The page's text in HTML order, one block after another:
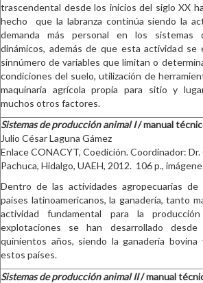
trascendental desde los inicios del siglo XX
hecho que la labranza continúa siendo la
demanda más personal en los sistemas
dinámicos, además de que esta actividad se
sinnúmero de variables que limitan o
condiciones del suelo, utilización de
maquinaria agrícola propia para sitio y
muchos otros factores.
Sistemas de producción animal I/ manual
Julio César Laguna Gámez
Enlace CONACYT, Coedición. Coordinador:
Pachuca, Hidalgo, UAEH, 2012. 106 p.,
Dentro de las actividades agropecuarias
países latinoamericanos, la ganadería, tanto
actividad fundamental para la
explotaciones se han desarrollado desde
quinientos años, siendo la ganadería
estos países.
Sistemas de producción animal II/ manual